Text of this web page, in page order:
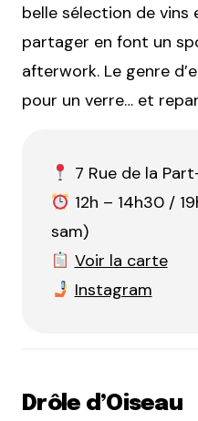
belle sélection de vins
partager en font un
afterwork. Le genre
pour un verre… et
7 Rue de la
12h – 14h30 /
sam)
Voir la carte
Instagram
Drôle d’Oiseau